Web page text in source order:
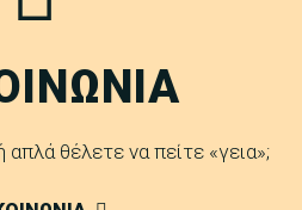
απλά θέλετε να πείτε «γεια»;